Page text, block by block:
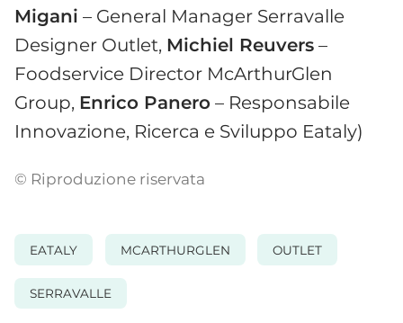
Migani – General Manager Serravalle
Designer Outlet, Michiel Reuvers –
Foodservice Director McArthurGlen
Group, Enrico Panero – Responsabile
Innovazione, Ricerca e Sviluppo Eataly)
© Riproduzione riservata
EATALY MCARTHURGLEN OUTLET
SERRAVALLE